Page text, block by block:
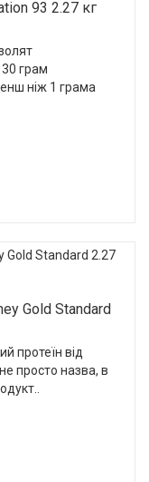
93 2.27 кг
30 грам
ніж 1 грама
Gold Standard
протеїн від
просто назва, в